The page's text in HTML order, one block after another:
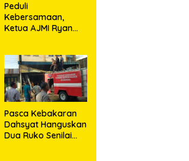
Peduli
Kebersamaan,
Ketua AJMI Ryan
Liputan Kodam I/BB
dan Jajaran
Pasca Kebakaran
Dahsyat Hanguskan
Dua Ruko Senilai